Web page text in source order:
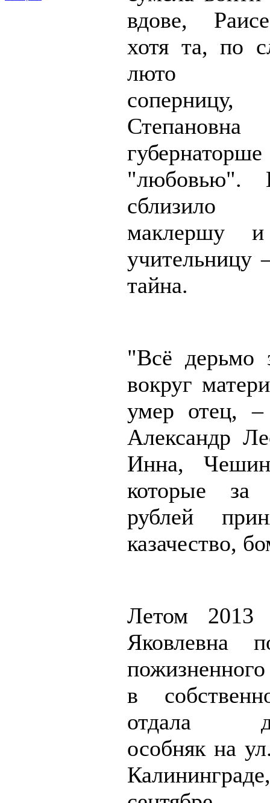
вдове,
хотя та, по
люто
"любовью".
сблизило
маклершу
учительницу
тайна.
"Всё дерьмо
вокруг
умер отец, –
Александр
Инна,
которые
рублей
казачество,
Летом 2013
Яковлевна
в
отдала
особняк на